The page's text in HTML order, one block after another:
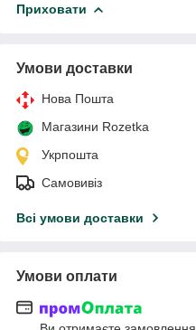
Приховати
Умови доставки
Нова Пошта
Магазини Rozetka
Укрпошта
Самовивіз
Всі умови доставки
Умови оплати